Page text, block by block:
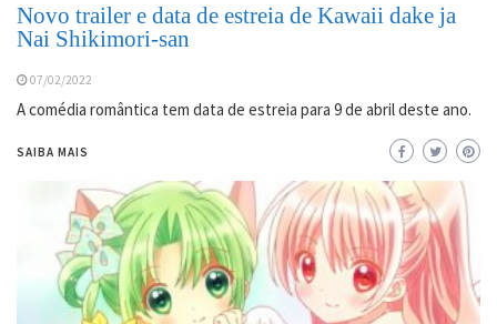
Novo trailer e data de estreia de Kawaii dake ja
Nai Shikimori-san
07/02/2022
A comédia romântica tem data de estreia para 9 de abril deste ano.
SAIBA MAIS